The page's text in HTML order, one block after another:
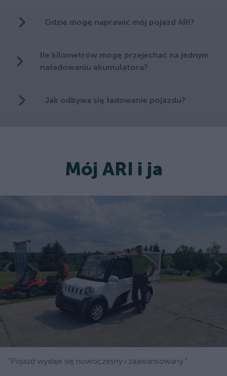
Gdzie mogę naprawić mój pojazd ARI?
Ile kilometrów mogę przejechać na jednym
naładowaniu akumulatora?
Jak odbywa się ładowanie pojazdu?
Mój ARI i ja
"Pojazd wydaje się nowoczesny i zaawansowany."